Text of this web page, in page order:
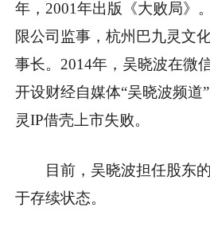
年，2001年出版《大败局》
限公司监事，杭州巴九灵文
事长。2014年，吴晓波在微
开设财经自媒体“吴晓波频道
灵IP借壳上市失败。
目前，吴晓波担任股东
于存续状态。